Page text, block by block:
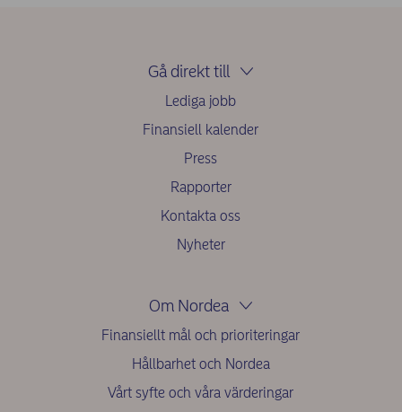
Gå direkt till
Lediga jobb
Finansiell kalender
Press
Rapporter
Kontakta oss
Nyheter
Om Nordea
Finansiellt mål och prioriteringar
Hållbarhet och Nordea
Vårt syfte och våra värderingar